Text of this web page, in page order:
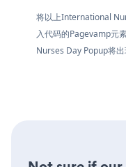
将以上International
入代码的Pagevamp元
Nurses Day Popup将出